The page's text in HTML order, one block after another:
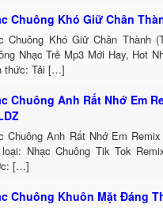
Chuông Khó Giữ Chân
Chuông Khó Giữ Chân Thành
Nhạc Trẻ Mp3 Mới Hay, Hot
thức: Tải […]
Chuông Anh Rất Nhớ Em
Chuông Anh Rất Nhớ Em
Nhạc Chuông Tik Tok
[…]
Chuông Khuôn Mặt Đáng